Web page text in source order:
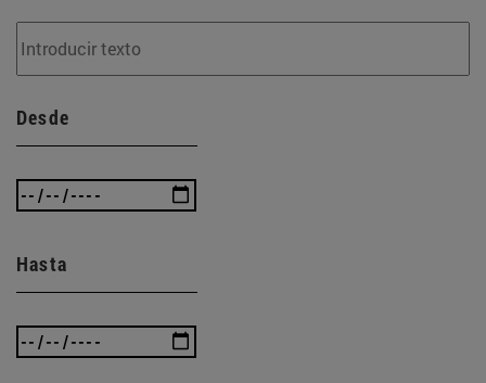
Desde
Hasta